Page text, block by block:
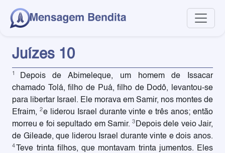
Juízes 10
1
Depois de Abimeleque, um homem de Issacar
chamado Tolá, filho de Puá, filho de Dodô, levantou-se
para libertar Israel. Ele morava em Samir, nos montes de
Efraim, 2e liderou Israel durante vinte e três anos; então
morreu e foi sepultado em Samir.3 Depois dele veio Jair,
de Gileade, que liderou Israel durante vinte e dois anos.
4
Teve trinta filhos, que montavam trinta jumentos. Eles